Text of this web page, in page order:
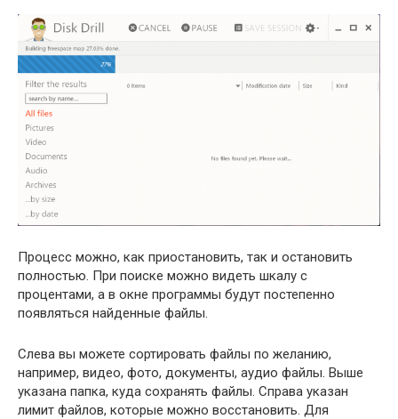
Процесс можно, как приостановить, так и остановить
полностью. При поиске можно видеть шкалу с
процентами, а в окне программы будут постепенно
появляться найденные файлы.
Слева вы можете сортировать файлы по желанию,
например, видео, фото, документы, аудио файлы. Выше
указана папка, куда сохранять файлы. Справа указан
лимит файлов, которые можно восстановить. Для